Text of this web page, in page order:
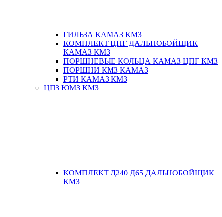
ГИЛЬЗА КАМАЗ КМЗ
КОМПЛЕКТ ЦПГ ДАЛЬНОБОЙЩИК
КАМАЗ КМЗ
ПОРШНЕВЫЕ КОЛЬЦА КАМАЗ ЦПГ КМЗ
ПОРШНИ КМЗ КАМАЗ
РТИ КАМАЗ КМЗ
ЦПЗ ЮМЗ КМЗ
КОМПЛЕКТ Д240 Д65 ДАЛЬНОБОЙЩИК
КМЗ